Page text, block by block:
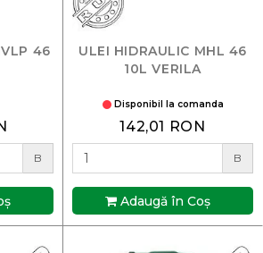
46
B
ULEI HIDRAULIC MHL 46
10L VERILA
Disponibil la comanda
142,01 RON
B
Adaugă în Coş